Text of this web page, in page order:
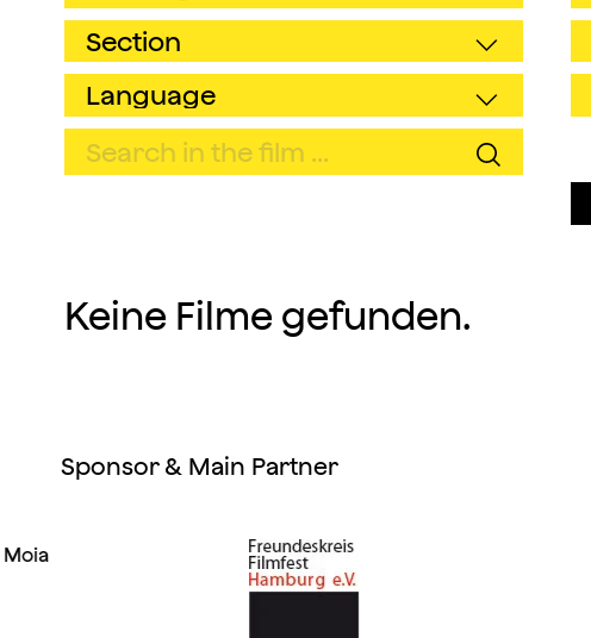
Keine Filme gefunden.
Sponsor & Main Partner